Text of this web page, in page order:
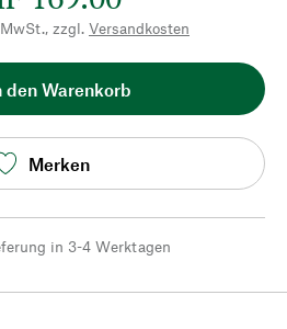
zzgl. Versandkosten
den Warenkorb
Merken
in 3-4 Werktagen